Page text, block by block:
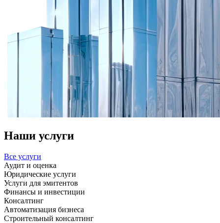
Наши услуги
Все услуги
Аудит и оценка
Юридические услуги
Услуги для эмитентов
Финансы и инвестиции
Консалтинг
Автоматизация бизнеса
Строительный консалтинг